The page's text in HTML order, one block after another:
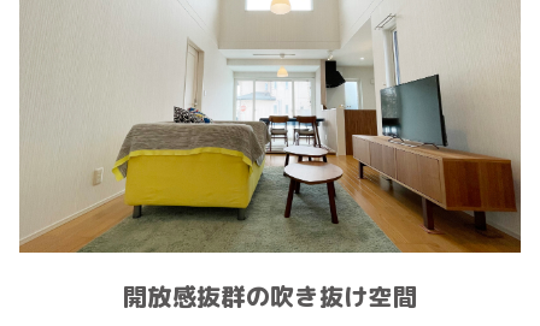
開放感抜群の吹き抜け空間